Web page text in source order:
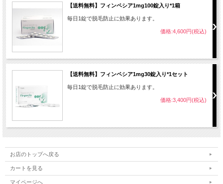
【送料無料】フィンペシア1mg100錠入り*1箱
毎日1錠で脱毛防止に効果あります。
価格:4,600円(税込)
【送料無料】フィンペシア1mg30錠入り*1セット
毎日1錠で脱毛防止に効果あります。
価格:3,400円(税込)
お店のトップへ戻る
カートを見る
マイページへ